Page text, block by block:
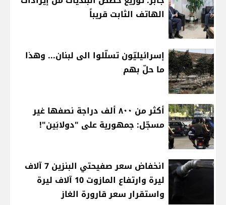
الهاتف الثابت قريباً
إسرائيليّون تسلّلوا الى لبنان... وهذا
ما حلّ بهم
أكثر من ٨٠٠ ألف دراجة نصفها غير
مسجّل: جمهورية على "دولابَين"!
انخفاض سعر صفيحتي البنزين 7 آلاف
ليرة وارتفاع المازوت 10 آلاف ليرة
واستقرار سعر قارورة الغاز